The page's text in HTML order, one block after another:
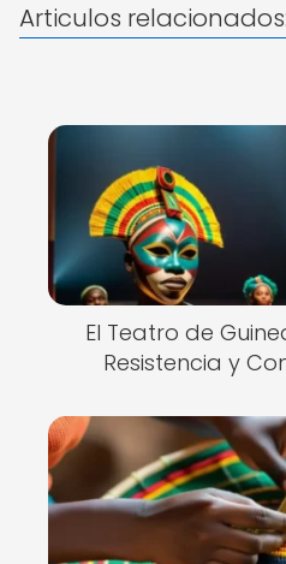
Articulos relacionados:
El Teatro de
Resistencia y